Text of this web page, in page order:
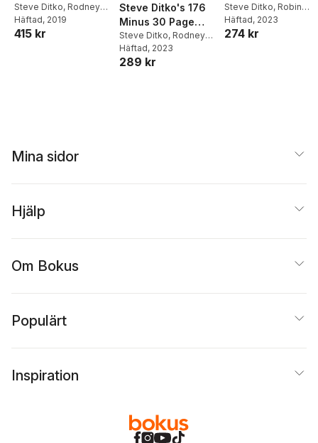
Steve Ditko, Rodney
Schroeter,Robin
Snyder
Häftad, 2019
415 kr
Steve Ditko's 176
Minus 30 Page
Package
Steve Ditko, Rodney
Schroeter,Robin
Snyder
Häftad, 2023
289 kr
Steve Ditko, Robin
Snyder,Rodney
Schroeter
Häftad, 2023
274 kr
Mina sidor
Hjälp
Om Bokus
Populärt
Inspiration